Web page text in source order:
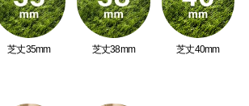
芝丈35mm 芝丈38mm 芝丈40mm